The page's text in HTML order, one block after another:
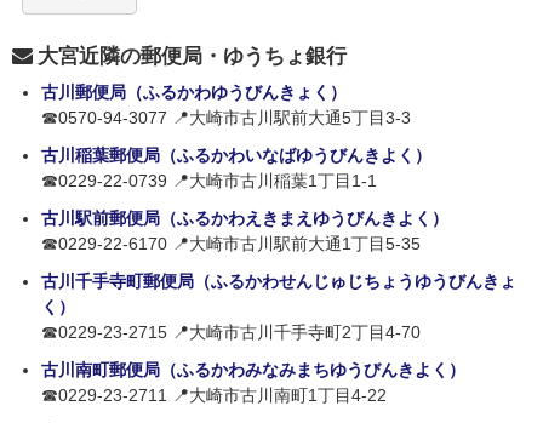
大宮近隣の郵便局・ゆうちょ銀行
古川郵便局（ふるかわゆうびんきょく）
☎0570-94-3077 📍大崎市古川駅前大通5丁目3-3
古川稲葉郵便局（ふるかわいなばゆうびんきよく）
☎0229-22-0739 📍大崎市古川稲葉1丁目1-1
古川駅前郵便局（ふるかわえきまえゆうびんきよく）
☎0229-22-6170 📍大崎市古川駅前大通1丁目5-35
古川千手寺町郵便局（ふるかわせんじゅじちょうゆうびんきょ
く）
☎0229-23-2715 📍大崎市古川千手寺町2丁目4-70
古川南町郵便局（ふるかわみなみまちゆうびんきよく）
☎0229-23-2711 📍大崎市古川南町1丁目4-22